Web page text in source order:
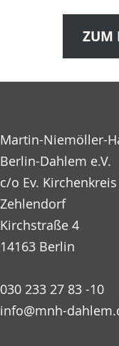
ZUM
Martin-Niemöller-
Berlin-Dahlem e.V.
c/o Ev.
Zehlendorf
Kirchstraße 4
14163 Berlin
030 233 27 83 -10
info@mnh-